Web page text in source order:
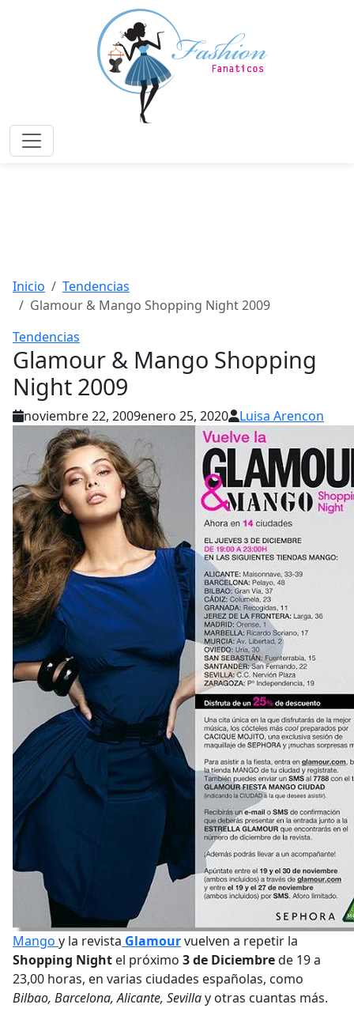
Menú
Inicio
Tendencias
Glamour & Mango Shopping Night 2009
Tendencias
Glamour & Mango Shopping
Night 2009
noviembre 22, 2009enero 25, 2020 Luisa Arencon
Mango y la revista Glamourvuelven a repetir la
Shopping Night el próximo 3 de Diciembrede 19 a
23,00 horas, en varias ciudades españolas, como
Bilbao, Barcelona, Alicante, Sevillay otras cuantas más.